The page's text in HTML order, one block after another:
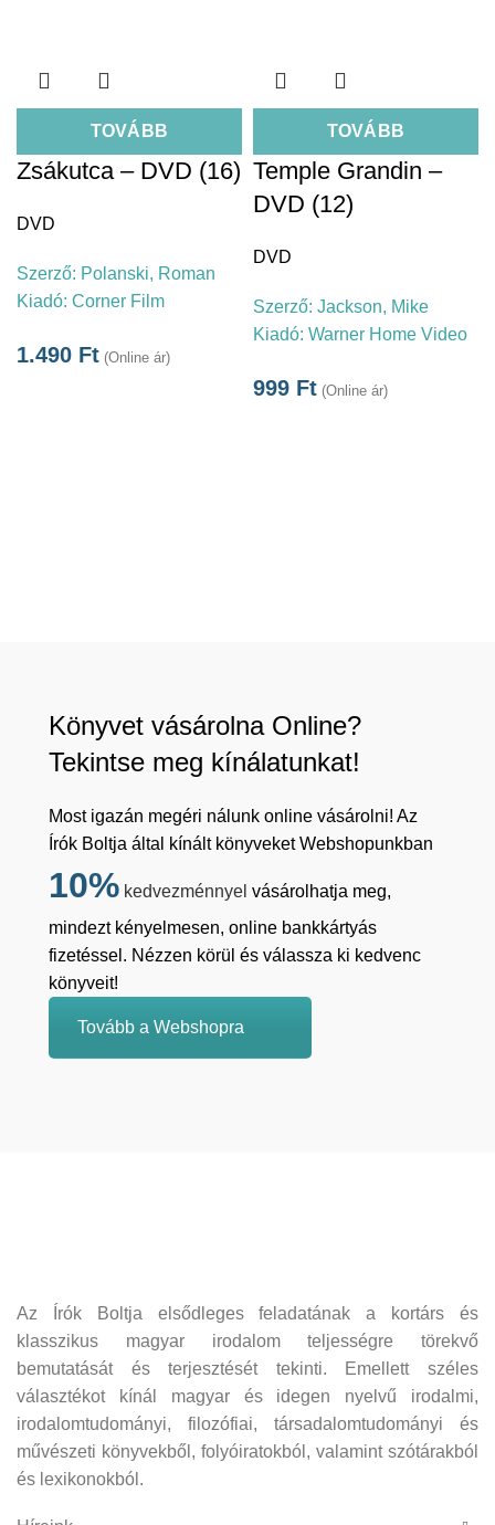
TOVÁBB
Zsákutca – DVD (16)
DVD
Szerző: Polanski, Roman
Kiadó: Corner Film
1.490 Ft (Online ár)
TOVÁBB
Temple Grandin –
DVD (12)
DVD
Szerző: Jackson, Mike
Kiadó: Warner Home Video
999 Ft (Online ár)
Könyvet vásárolna Online?
Tekintse meg kínálatunkat!
Most igazán megéri nálunk online vásárolni! Az
Írók Boltja által kínált könyveket Webshopunkban
10% kedvezménnyel vásárolhatja meg,
mindezt kényelmesen, online bankkártyás
fizetéssel. Nézzen körül és válassza ki kedvenc
könyveit!
Tovább a Webshopra
Az Írók Boltja elsődleges feladatának a kortárs és
klasszikus magyar irodalom teljességre törekvő
bemutatását és terjesztését tekinti. Emellett széles
választékot kínál magyar és idegen nyelvű irodalmi,
irodalomtudományi, filozófiai, társadalomtudományi és
művészeti könyvekből, folyóiratokból, valamint szótárakból
és lexikonokból.